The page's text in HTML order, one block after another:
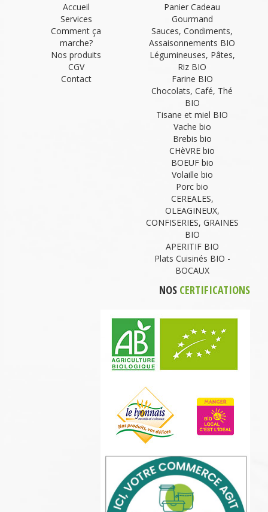
Accueil
Services
Comment ça
marche?
Nos produits
CGV
Contact
Panier Cadeau
Gourmand
Sauces, Condiments,
Assaisonnements BIO
Légumineuses, Pâtes,
Riz BIO
Farine BIO
Chocolats, Café, Thé
BIO
Tisane et miel BIO
Vache bio
Brebis bio
CHèVRE bio
BOEUF bio
Volaille bio
Porc bio
CEREALES,
OLEAGINEUX,
CONFISERIES, GRAINES
BIO
APERITIF BIO
Plats Cuisinés BIO -
BOCAUX
NOS CERTIFICATIONS